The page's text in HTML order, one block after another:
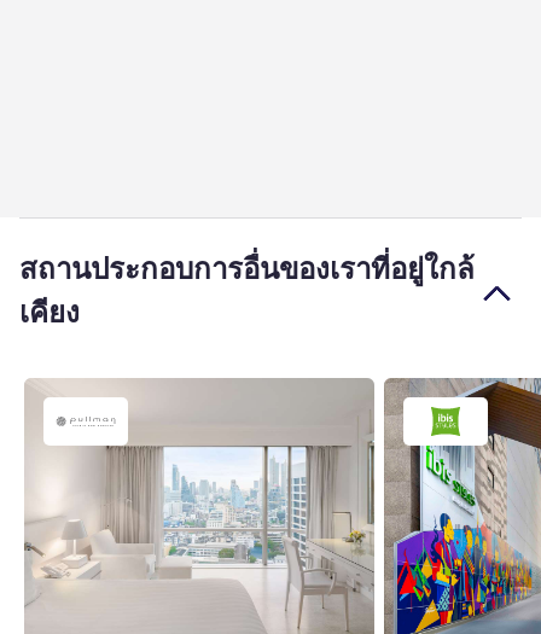
สถานประกอบการอื่นของเราที่อยู่ใกล้
เคียง